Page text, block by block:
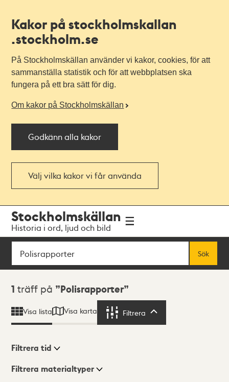
Kakor på stockholmskallan
.stockholm.se
På Stockholmskällan använder vi kakor, cookies, för att
sammanställa statistik och för att webbplatsen ska
fungera på ett bra sätt för dig.
Om kakor på Stockholmskällan
Godkänn alla kakor
Välj vilka kakor vi får använda
navigationen
huvudinnehållet
Stockholmskällan
Historia i ord, ljud och bild
Sök
Sök
Sökresultat
1 träff på Polisrapporter
Visa lista Visa karta Filtrera
Visningsläge
Filtrera tid
Filtrera materialtyper